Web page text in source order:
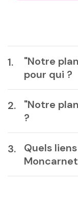
"Notre
pour qui ?
"Notre
?
Quels